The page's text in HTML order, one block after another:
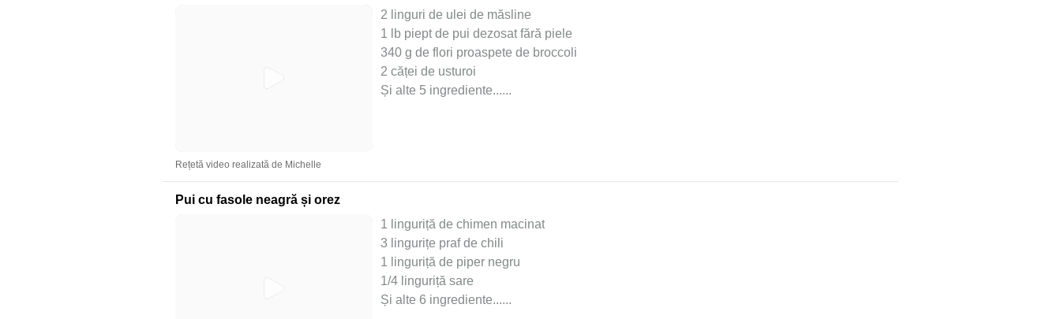
2 linguri de ulei de măsline
1 lb piept de pui dezosat fără piele
340 g de flori proaspete de broccoli
2 căței de usturoi
Și alte 5 ingrediente...
Rețetă video realizată de Michelle
Pui cu fasole neagră și orez
1 linguriță de chimen macinat
3 lingurițe praf de chili
1 linguriță de piper negru
1/4 linguriță sare
Și alte 6 ingrediente......